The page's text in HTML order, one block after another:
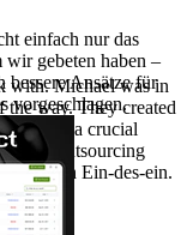
with. Michael was in
the way. They created
a crucial
of outsourcing
with Ein-des-ein.
einfach nur das
wir gebeten haben –
bessere Ansätze für
vorgeschlagen.